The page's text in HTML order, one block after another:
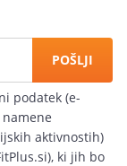
POŠLJI
podatek (e-
aktivnostih)
ki jih bo